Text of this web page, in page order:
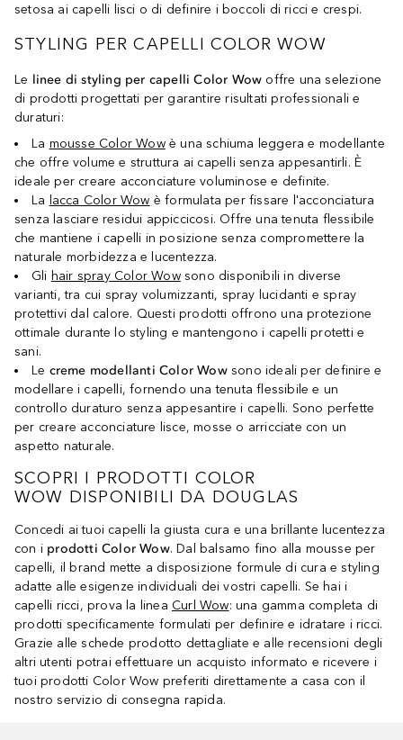
setosa ai capelli lisci o di definire i boccoli di ricci e crespi.
STYLING PER CAPELLI COLOR WOW
Le linee di styling per capelli Color Wow offre una selezione
di prodotti progettati per garantire risultati professionali e
duraturi:
La mousse Color Wowè una schiuma leggera e modellante
che offre volume e struttura ai capelli senza appesantirli. È
ideale per creare acconciature voluminose e definite.
La lacca Color Wow è formulata per fissare l'acconciatura
senza lasciare residui appiccicosi. Offre una tenuta flessibile
che mantiene i capelli in posizione senza compromettere la
naturale morbidezza e lucentezza.
Gli hair spray Color Wowsono disponibili in diverse
varianti, tra cui spray volumizzanti, spray lucidanti e spray
protettivi dal calore. Questi prodotti offrono una protezione
ottimale durante lo styling e mantengono i capelli protetti e
sani.
Le creme modellanti Color Wowsono ideali per definire e
modellare i capelli, fornendo una tenuta flessibile e un
controllo duraturo senza appesantire i capelli. Sono perfette
per creare acconciature lisce, mosse o arricciate con un
aspetto naturale.
SCOPRI I PRODOTTI COLOR
WOW DISPONIBILI DA DOUGLAS
Concedi ai tuoi capelli la giusta cura e una brillante lucentezza
con i prodotti Color Wow. Dal balsamo fino alla mousse per
capelli, il brand mette a disposizione formule di cura e styling
adatte alle esigenze individuali dei vostri capelli. Se hai i
capelli ricci, prova la linea Curl Wow: una gamma completa di
prodotti specificamente formulati per definire e idratare i ricci.
Grazie alle schede prodotto dettagliate e alle recensioni degli
altri utenti potrai effettuare un acquisto informato e ricevere i
tuoi prodotti Color Wow preferiti direttamente a casa con il
nostro servizio di consegna rapida.